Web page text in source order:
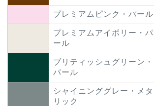
プレミアムピンク・パール
プレミアムアイボリー・パ
ール
ブリティッシュグリーン・
パール
シャイニンググレー・メタ
リック